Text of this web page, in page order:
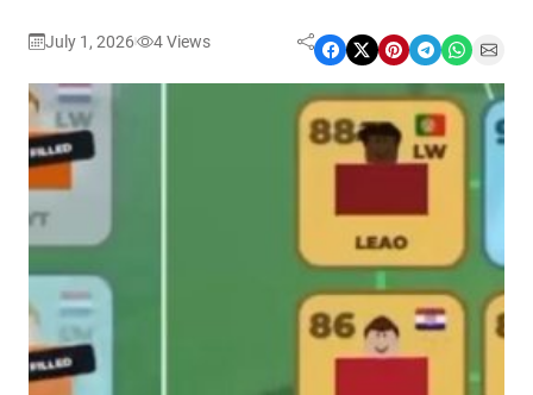
July 1, 2026 4Views Share on Facebook Share on X Share on Pinterest Share on Telegram Share on WhatsApp Share on Email